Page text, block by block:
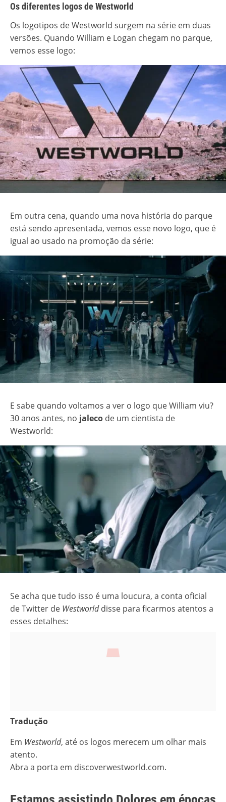
Os diferentes logos de Westworld
Os logotipos de Westworld surgem na série em duas
versões. Quando William e Logan chegam no parque,
vemos esse logo:
Em outra cena, quando uma nova história do parque
está sendo apresentada, vemos esse novo logo, que é
igual ao usado na promoção da série:
E sabe quando voltamos a ver o logo que William viu?
30 anos antes, no jaleco de um cientista de
Westworld:
Se acha que tudo isso é uma loucura, a conta oficial
de Twitter de Westworlddisse para ficarmos atentos a
esses detalhes:
Tradução
Em Westworld, até os logos merecem um olhar mais
atento.
Abra a porta em discoverwestworld.com.